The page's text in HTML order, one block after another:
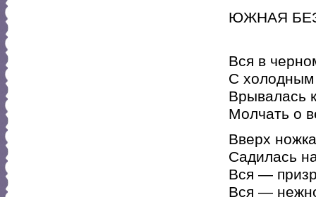
ЮЖНАЯ
Вся в
С
Врывалась
Молчать о
Вверх
Садилась
Вся —
Вся —